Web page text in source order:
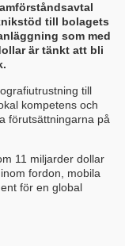
till bolagets
som med
är tänkt att bli
till
kompetens och
förutsättningarna på
11 miljarder dollar
fordon, mobila
för en global